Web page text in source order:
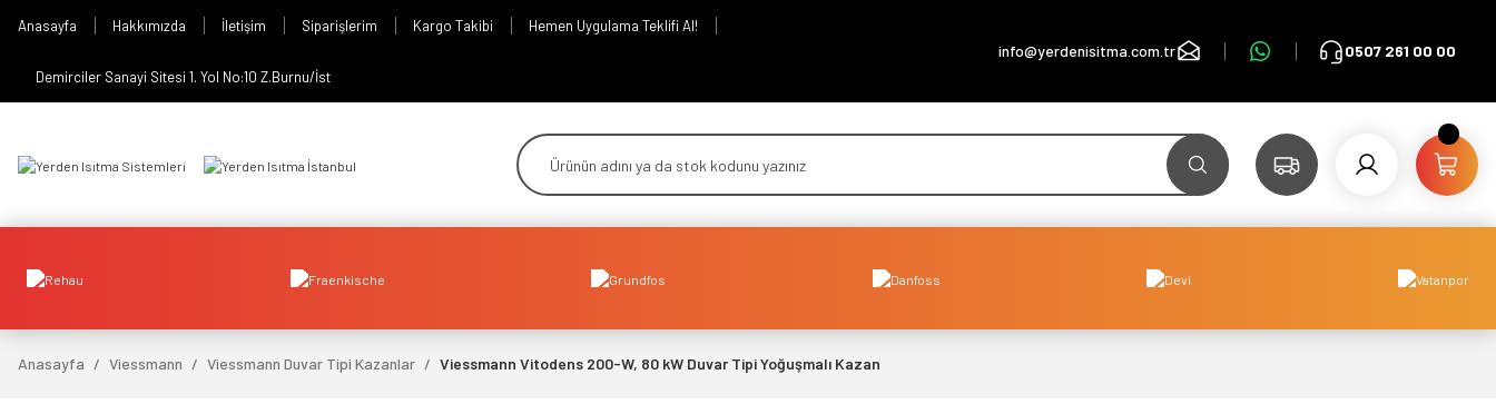
Anasayfa Hakkımızda İletişim Siparişlerim Kargo Takibi Hemen Uygulama Teklifi Al!
Demirciler Sanayi Sitesi 1. Yol No:10 Z.Burnu/İst
info@yerdenisitma.com.tr 0507 261 00 00
Anasayfa Viessmann Viessmann Duvar Tipi Kazanlar Viessmann Vitodens 200-W, 80 kW Duvar Tipi Yoğuşmalı Kazan